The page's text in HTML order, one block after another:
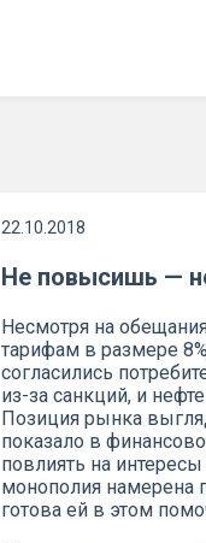
22.10.2018
Не повысишь —
Несмотря на
тарифам в размере
согласились
из-за санкций, и
Позиция рынка
показало в
повлиять на
монополия намерена
готова ей в этом